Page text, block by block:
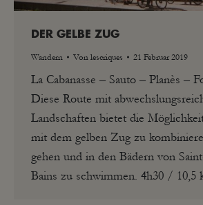
DER GELBE ZUG
Wandern Von lescriques 21 Februar 2019
La Cabanasse – Sauto – Planès –
Diese Route mit
Landschaften bietet die
mit dem gelben Zug zu
gehen und in den Bädern von
Bains zu schwimmen. 4h30 / 10,5